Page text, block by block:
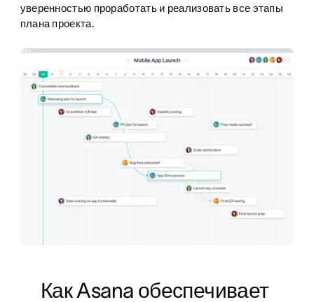
уверенностью проработать и реализовать все этапы
плана проекта.
Как Asana обеспечивает